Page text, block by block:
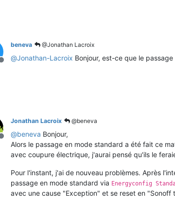
Offline
beneva @Jonathan Lacroix
@Jonathan-Lacroix Bonjour, est-ce que le
Offline
Jonathan Lacroix @beneva
@beneva Bonjour,
Alors le passage en mode standard a été fait ce
avec coupure électrique, j'aurai pensé qu'ils le
Pour l'instant, j'ai de nouveau problèmes. Après
passage en mode standard via Energyconfig
avec une cause "Exception" et se reset en "Sonoff